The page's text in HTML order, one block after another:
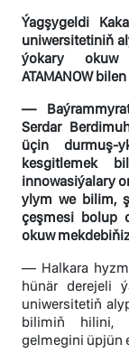
Ýagşygeldi
uniwersitetiniň
ýokary okuw
ATAMANOW
—
Serdar
üçin durmuş-
kesgitlemek
innowasiýalary
ylym we bilim,
çeşmesi bolup
okuw
— Halkara
hünär derejeli
uniwersitetiň
bilimiň hilini,
gelmegini üpjün